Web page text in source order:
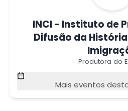
INCI - Instituto de
Difusão da
Produtora do
Mais eventos